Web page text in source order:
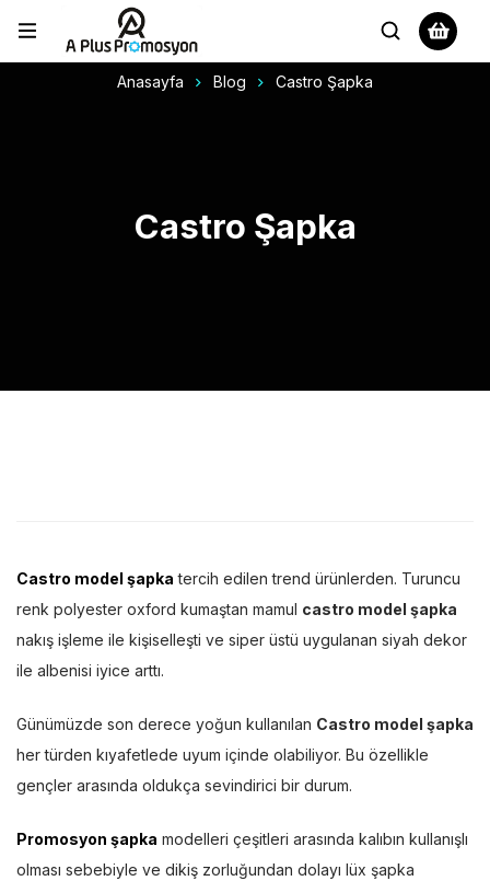
Anasayfa Blog Castro Şapka
Castro Şapka
Castro model şapka tercih edilen trend ürünlerden. Turuncu
renk polyester oxford kumaştan mamul castro model şapka
nakış işleme ile kişiselleşti ve siper üstü uygulanan siyah dekor
ile albenisi iyice arttı.
Günümüzde son derece yoğun kullanılan Castro model şapka
her türden kıyafetlede uyum içinde olabiliyor. Bu özellikle
gençler arasında oldukça sevindirici bir durum.
Promosyon şapka modelleri çeşitleri arasında kalıbın kullanışlı
olması sebebiyle ve dikiş zorluğundan dolayı lüx şapka